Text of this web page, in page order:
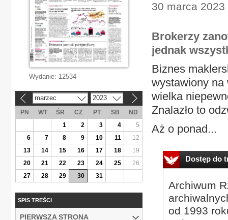
30 marca 2023
Brokerzy
jednak
Biznes
wystawiony na
wielka
Znalazło to
Aż o ponad...
Dostęp do
Archiwum
od 1993
Wydanie: 12534
marzec 2023
PN WT ŚR CZ PT SB
ND
1
2 3 4
5
6
7 8 9 10 11
12
13
14 15 16 17 18
19
20
21 22 23 24 25
26
27
28 29 30 31
SPIS TREŚCI
PIERWSZA STRONA